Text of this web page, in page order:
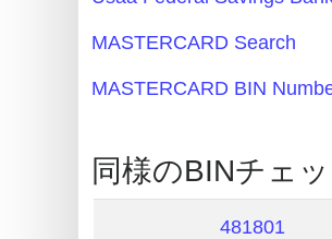
Credit
Checker
What
MASTERCARD Search
MASTERCARD BIN
同様のBINチェッ
481801